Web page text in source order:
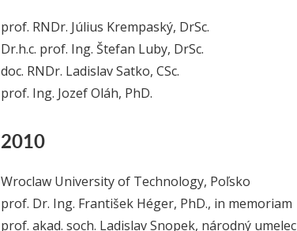
prof. RNDr. Július Krempaský, DrSc.
Dr.h.c. prof. Ing. Štefan Luby, DrSc.
doc. RNDr. Ladislav Satko, CSc.
prof. Ing. Jozef Oláh, PhD.
2010
Wroclaw University of Technology, Poľsko
prof. Dr. Ing. František Héger, PhD., in memoriam
prof. akad. soch. Ladislav Snopek, národný umelec